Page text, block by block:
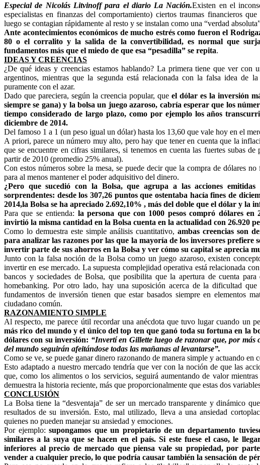
Especial de Nicolás Litvinoff para el diario La Nación.Existen en el
especialistas en finanzas del comportamiento) ciertos traumas financieros
luego se contagian rápidamente al resto y se instalan como una “verdad
Ante acontecimientos económicos de mucho estrés como fueron el
80 o el corralito y la salida de la convertibilidad, es normal que
fundamentos más que el miedo de que esa “pesadilla” se repita.
IDEAS Y CREENCIAS
¿De qué ideas y creencias estamos hablando? La primera tiene que ver con
argentinos, mientras que la segunda está relacionada con la falsa idea de
puramente con el azar.
Dado que pareciera, según la creencia popular, queel dólar es la inversión
siempre se gana) y la bolsa un juego azaroso, cabría esperar que los
tiempo considerado de largo plazo, como por ejemplo los años
diciembre de 2014.
Del famoso 1 a 1 (un peso igual un dólar) hasta los 13,60 que vale hoy en el
A priori, parece un número muy alto, pero hay que tener en cuenta que la
que se encuentre en cifras similares, si tenemos en cuenta las fuertes subas
partir de 2010 (promedio 25% anual).
Con estos números sobre la mesa, se puede decir que la compra de dólares
para al menos mantener el poder adquisitivo del dinero.
¿Pero que sucedió con la Bolsa, que agrupa a las acciones
sorprendentes: desde los 307,26 puntos que ostentaba hacía fines de
2014,la Bolsa se ha apreciado 2.692,10% , más del doble que el dólar y la
Para que se entienda: la persona que con 1000 pesos compró dólares
invirtió la misma cantidad en la Bolsa cuenta en la actualidad con 26.920
Como lo demuestra este simple análisis cuantitativo,ambas creencias son
para analizar las razones por las que la mayoría de los inversores prefiere
invertir parte de sus ahorros en la Bolsa y ver cómo su capital se aprecia
Junto con la falsa noción de la Bolsa como un juego azaroso, existen
invertir en ese mercado. La supuesta complejidad operativa está relacionada
bancos y sociedades de Bolsa, que posibilita que la apertura de cuenta
homebanking. Por otro lado, hay una suposición acerca de la dificultad
fundamentos de inversión tienen que estar basados siempre en elementos
ciudadano común.
RAZONAMIENTO SIMPLE
Al respecto, me parece útil recordar una anécdota que tuvo lugar cuando un
más rico del mundo y el único del top ten que ganó toda su fortuna en la
dólares con su inversión: “Invertí en Gillette luego de razonar que, por más
del mundo seguirán afeitándose todas las mañanas al levantarse”.
Como se ve, se puede ganar dinero razonando de manera simple y actuando en
Esto adaptado a nuestro mercado tendría que ver con la noción de que las
que, como los alimentos o los servicios, seguirá aumentando de valor
demuestra la historia reciente, más que proporcionalmente que estas dos
CONCLUSIÓN
La Bolsa tiene la “desventaja” de ser un mercado transparente y dinámico
resultados de su inversión. Esto, mal utilizado, lleva a una ansiedad
quienes no pueden manejar su ansiedad y emociones.
Por ejemplo:supongamos que un propietario de un departamento
similares a la suya que se hacen en el país. Si este fuese el caso, le
inferiores al precio de mercado que piensa vale su propiedad, por
vender a cualquier precio, lo que podría causar también la sensación de